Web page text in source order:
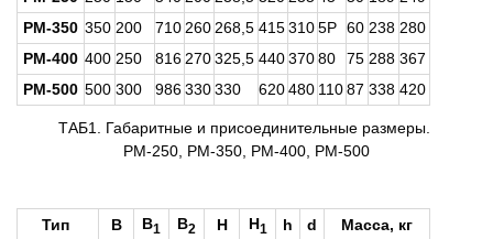
РМ-350 350 200 710 260 268,5 4153105P 60 238 280
PM-400 400 250 816 270325,5 44037080 75 288 367
PM-500 500 300 986330330 620480 11087 338 420
ТАБ1. Габаритные и присоединительные размеры.
РМ-250, РМ-350, РМ-400, РМ-500
Тип B B1 B2 H H1 h d
Масса, кг